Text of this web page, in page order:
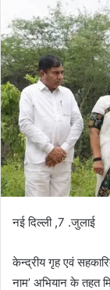
नई दिल्ली ,7 .जुलाई
केन्द्रीय गृह एवं
नाम’ अभियान के तहत